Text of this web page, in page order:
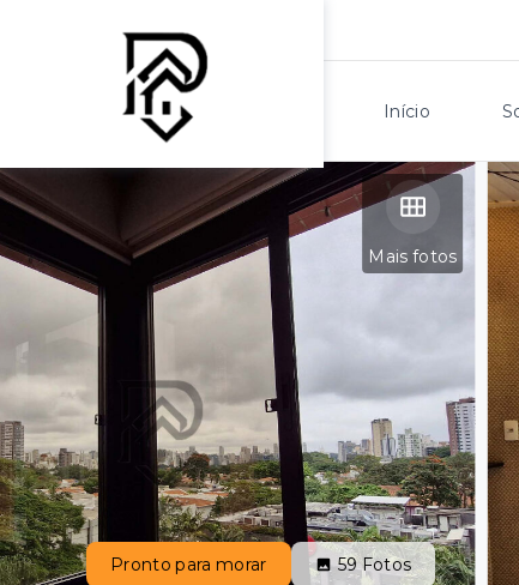
Início
Mais fotos
Pronto para morar 59Fotos